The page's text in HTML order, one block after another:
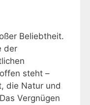
Beliebtheit.
der
steht –
die Natur und
Vergnügen